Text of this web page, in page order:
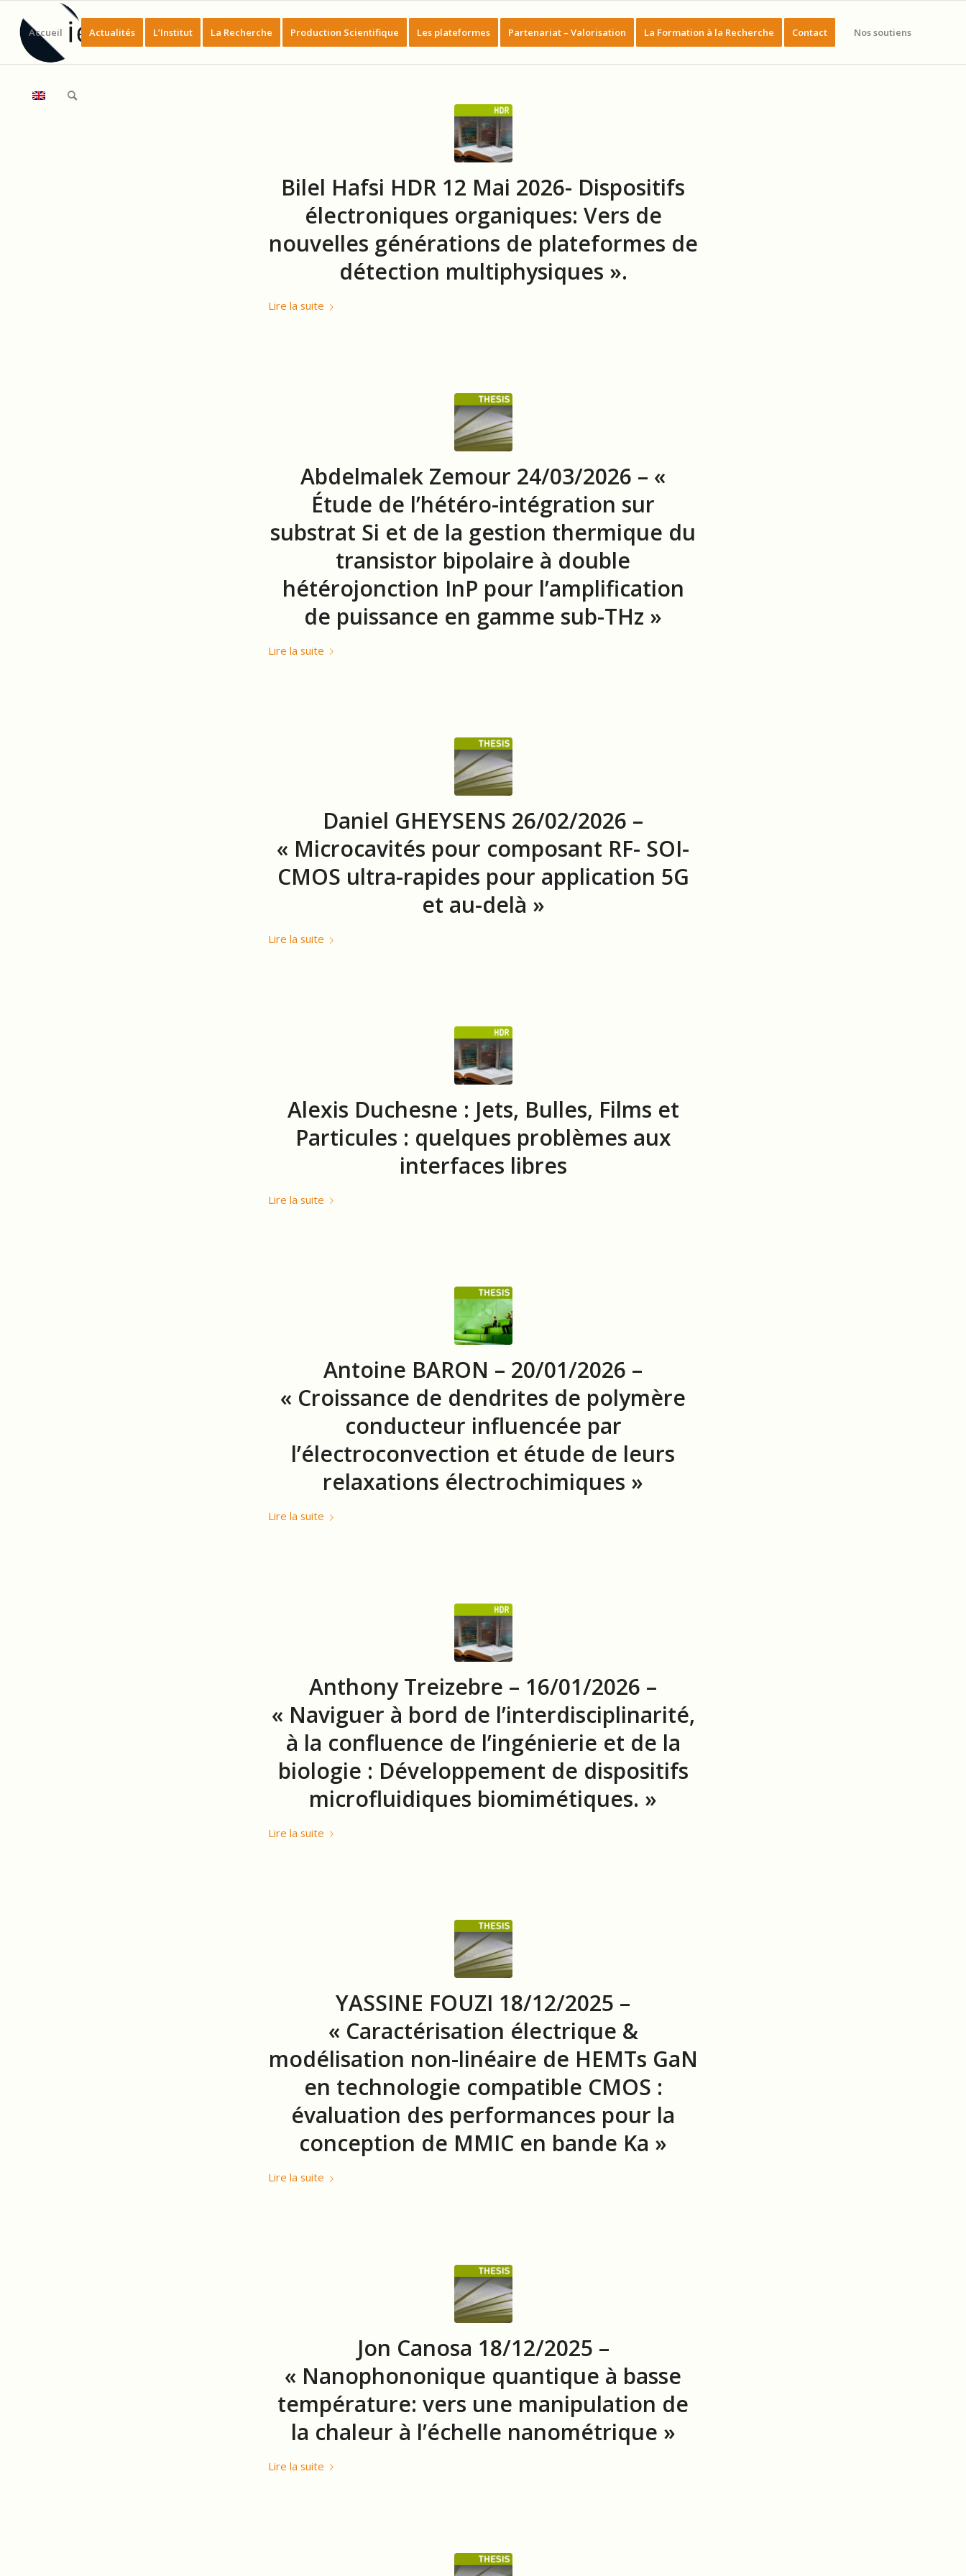
Accueil Actualités L’Institut La Recherche Production Scientifique Les plateformes Partenariat – Valorisation La Formation à la Recherche Contact Nos soutiens
Bilel Hafsi HDR 12 Mai 2026- Dispositifs
électroniques organiques: Vers de
nouvelles générations de plateformes de
détection multiphysiques ».
Lire la suite
Abdelmalek Zemour 24/03/2026 – «
Étude de l’hétéro-intégration sur
substrat Si et de la gestion thermique du
transistor bipolaire à double
hétérojonction InP pour l’amplification
de puissance en gamme sub-THz »
Lire la suite
Daniel GHEYSENS 26/02/2026 –
« Microcavités pour composant RF- SOI-
CMOS ultra-rapides pour application 5G
et au-delà »
Lire la suite
Alexis Duchesne : Jets, Bulles, Films et
Particules : quelques problèmes aux
interfaces libres
Lire la suite
Antoine BARON – 20/01/2026 –
« Croissance de dendrites de polymère
conducteur influencée par
l’électroconvection et étude de leurs
relaxations électrochimiques »
Lire la suite
Anthony Treizebre – 16/01/2026 –
« Naviguer à bord de l’interdisciplinarité,
à la confluence de l’ingénierie et de la
biologie : Développement de dispositifs
microfluidiques biomimétiques. »
Lire la suite
YASSINE FOUZI 18/12/2025 –
« Caractérisation électrique &
modélisation non-linéaire de HEMTs GaN
en technologie compatible CMOS :
évaluation des performances pour la
conception de MMIC en bande Ka »
Lire la suite
Jon Canosa 18/12/2025 –
« Nanophononique quantique à basse
température: vers une manipulation de
la chaleur à l’échelle nanométrique »
Lire la suite